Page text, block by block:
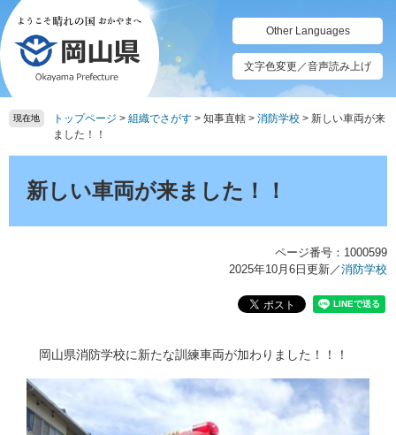
ペ
ー
ジ
の
先
頭
メ
ニ
ュ
ー
を
飛
て
Other Languages
文字色変更／音声読み上げ
現在地 トップページ > 組織でさがす > 知事直轄 > 消防学校 > 新しい車両が来
ました！！
新しい車両が来ました！！
ページ番号：1000599
2025年10月6日更新／消防学校
岡山県消防学校に新たな訓練車両が加わりました！！！